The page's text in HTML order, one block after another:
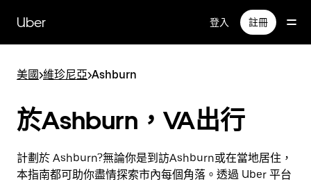
Uber 登入 註冊
美國>維珍尼亞>Ashburn
於Ashburn，VA出行
計劃於 Ashburn?無論你是到訪Ashburn或在當地居住，
本指南都可助你盡情探索市內每個角落。透過 Uber 平台